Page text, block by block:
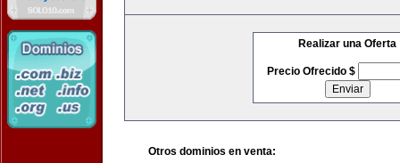
Realizar una Oferta
Precio Ofrecido $
Otros dominios en venta: